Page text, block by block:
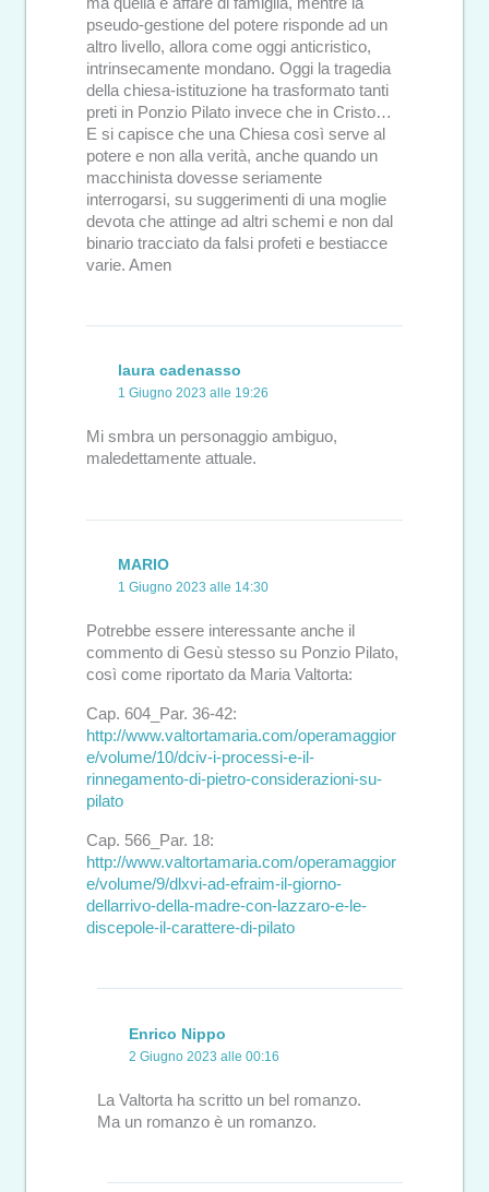
pseudo-gestione del potere risponde ad un
altro livello, allora come oggi anticristico,
intrinsecamente mondano. Oggi la tragedia
della chiesa-istituzione ha trasformato tanti
preti in Ponzio Pilato invece che in Cristo…
E si capisce che una Chiesa così serve al
potere e non alla verità, anche quando un
macchinista dovesse seriamente
interrogarsi, su suggerimenti di una moglie
devota che attinge ad altri schemi e non dal
binario tracciato da falsi profeti e bestiacce
varie. Amen
laura cadenasso
1 Giugno 2023 alle 19:26
Mi smbra un personaggio ambiguo,
maledettamente attuale.
MARIO
1 Giugno 2023 alle 14:30
Potrebbe essere interessante anche il
commento di Gesù stesso su Ponzio Pilato,
così come riportato da Maria Valtorta:
Cap. 604_Par. 36-42:
http://www.valtortamaria.com/operamaggior
e/volume/10/dciv-i-processi-e-il-
rinnegamento-di-pietro-considerazioni-su-
pilato
Cap. 566_Par. 18:
http://www.valtortamaria.com/operamaggior
e/volume/9/dlxvi-ad-efraim-il-giorno-
dellarrivo-della-madre-con-lazzaro-e-le-
discepole-il-carattere-di-pilato
Enrico Nippo
2 Giugno 2023 alle 00:16
La Valtorta ha scritto un bel romanzo.
Ma un romanzo è un romanzo.